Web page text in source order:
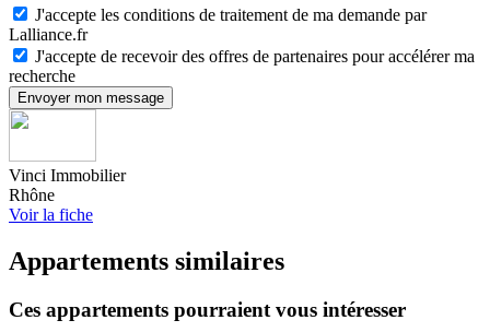
J'accepte les conditions de traitement de ma demande par
Lalliance.fr
J'accepte de recevoir des offres de partenaires pour accélérer ma
recherche
Envoyer mon message
Vinci Immobilier
Rhône
Voir la fiche
Appartements similaires
Ces appartements pourraient vous intéresser